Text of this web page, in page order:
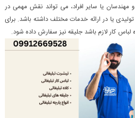
یا سایر افراد، می تواند نقش مهمی در
یا در ارائه خدمات مختلف داشته باشد. برای
کار لازم باشد جلیقه نیز سفارش داده شود.